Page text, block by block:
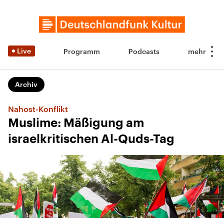
Live Programm Podcasts
Archiv
Nahost-Konflikt
Muslime: Mäßigung am
israelkritischen Al-Quds-Tag